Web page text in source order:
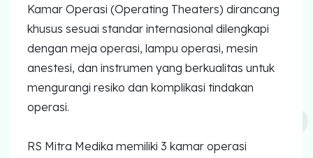
Multi Slice CT-Scan 128 Slices
Dialisis
Mamografi
Klinik Andrologi
Kamar Operasi (Operating Theaters) dirancang
khusus sesuai standar internasional dilengkapi
dengan meja operasi, lampu operasi, mesin
anestesi, dan instrumen yang berkualitas untuk
mengurangi resiko dan komplikasi tindakan
operasi.
RS Mitra Medika memiliki 3 kamar operasi